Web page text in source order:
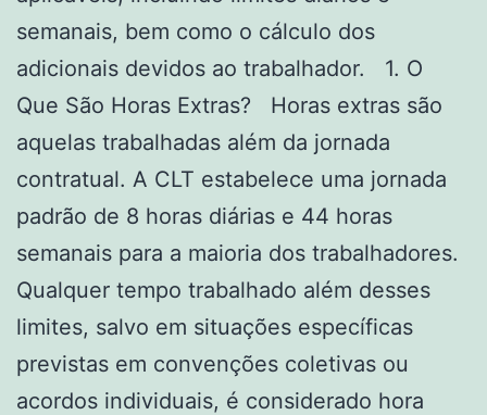
semanais, bem como o cálculo dos
adicionais devidos ao trabalhador. 1. O
Que São Horas Extras? Horas extras são
aquelas trabalhadas além da jornada
contratual. A CLT estabelece uma jornada
padrão de 8 horas diárias e 44 horas
semanais para a maioria dos trabalhadores.
Qualquer tempo trabalhado além desses
limites, salvo em situações específicas
previstas em convenções coletivas ou
acordos individuais, é considerado hora